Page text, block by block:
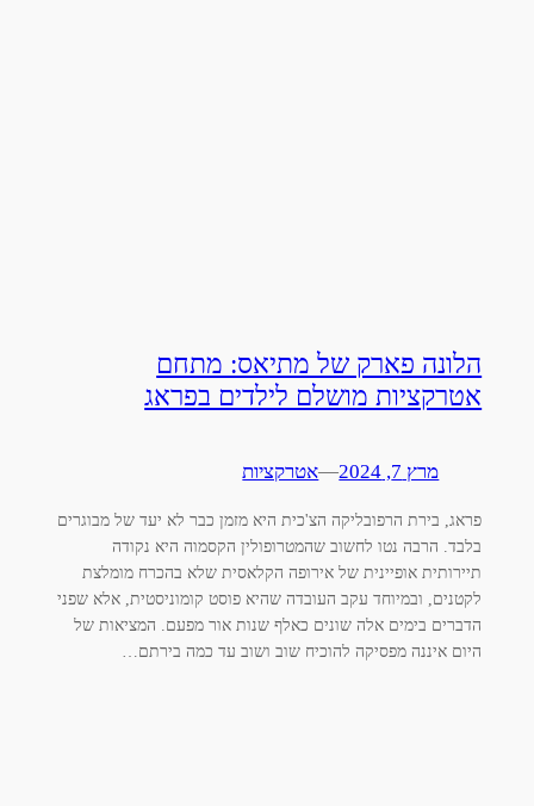
הלונה פארק של מתיאס: מתחם
אטרקציות מושלם לילדים בפראג
מרץ 7, 2024 —אטרקציות
פראג, בירת הרפובליקה הצ'כית היא מזמן כבר לא יעד של מבוגרים
בלבד. הרבה נטו לחשוב שהמטרופולין הקסמוה היא נקודה
תיירותית אופיינית של אירופה הקלאסית שלא בהכרח מומלצת
לקטנים, ובמיוחד עקב העובדה שהיא פוסט קומוניסטית, אלא שפני
הדברים בימים אלה שונים כאלף שנות אור מפעם. המציאות של
היום איננה מפסיקה להוכיח שוב ושוב עד כמה בירתם…